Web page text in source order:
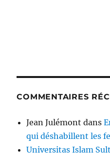
COMMENTAIRES
Jean Julémont dans
qui déshabillent les
Universitas Islam